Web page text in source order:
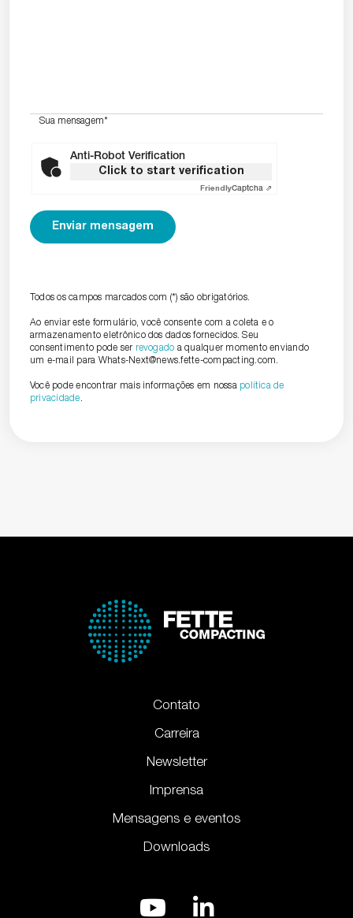
Sua mensagem*
Anti-Robot Verification
Click to start verification
FriendlyCaptcha ⇗
Todos os campos marcados com (*) são obrigatórios.
Ao enviar este formulário, você consente com a coleta e o
armazenamento eletrônico dos dados fornecidos. Seu
consentimento pode ser revogado a qualquer momento enviando
um e-mail para Whats-Next@news.fette-compacting.com.
Você pode encontrar mais informações em nossa política de
privacidade.
Contato
Carreira
Newsletter
Imprensa
Mensagens e eventos
Downloads